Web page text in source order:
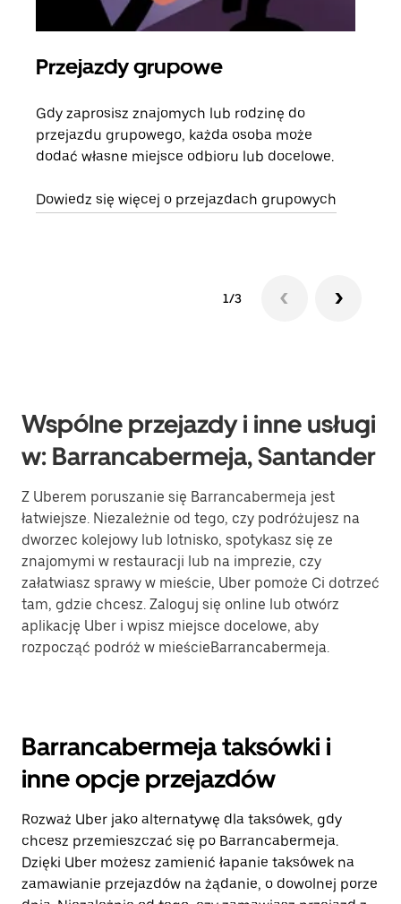
Przejazdy grupowe
Gdy zaprosisz znajomych lub rodzinę do
przejazdu grupowego, każda osoba może
dodać własne miejsce odbioru lub docelowe.
Dowiedz się więcej o przejazdach grupowych
1/3
Wspólne przejazdy i inne usługi
w: Barrancabermeja, Santander
Z Uberem poruszanie się Barrancabermeja jest
łatwiejsze. Niezależnie od tego, czy podróżujesz na
dworzec kolejowy lub lotnisko, spotykasz się ze
znajomymi w restauracji lub na imprezie, czy
załatwiasz sprawy w mieście, Uber pomoże Ci dotrzeć
tam, gdzie chcesz. Zaloguj się online lub otwórz
aplikację Uber i wpisz miejsce docelowe, aby
rozpocząć podróż w mieścieBarrancabermeja.
Barrancabermeja taksówki i
inne opcje przejazdów
Rozważ Uber jako alternatywę dla taksówek, gdy
chcesz przemieszczać się po Barrancabermeja.
Dzięki Uber możesz zamienić łapanie taksówek na
zamawianie przejazdów na żądanie, o dowolnej porze